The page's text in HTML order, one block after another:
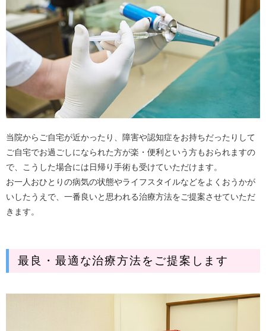
当院からご自宅が近かったり、障害や認知症をお持ちだったりして
ご自宅でお過ごしになられた方が楽・便利という方もおられますの
で、こうした場合には日帰り手術も受けていただけます。
お一人おひとりの病気の状態やライフスタイルなどをよくおうかが
いしたうえで、一番良いと思われる治療方法をご提案させていただ
きます。
最良・最適な治療方法をご提案します